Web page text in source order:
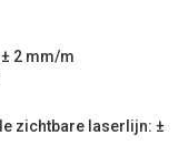
2 mm/m
zichtbare laserlijn: ±